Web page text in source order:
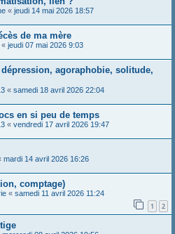
« jeudi 14 mai 2026 18:57
de ma mère
« jeudi 07 mai 2026 9:03
agoraphobie, solitude,
« samedi 18 avril 2026 22:04
en si peu de temps
« vendredi 17 avril 2026 19:47
mardi 14 avril 2026 16:26
comptage)
« samedi 11 avril 2026 11:24
1 2